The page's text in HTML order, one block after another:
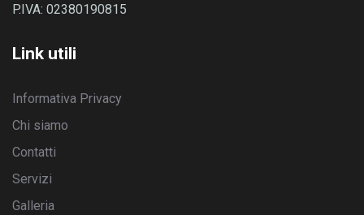
P.IVA: 02380190815
Link utili
Informativa Privacy
Chi siamo
Contatti
Servizi
Galleria